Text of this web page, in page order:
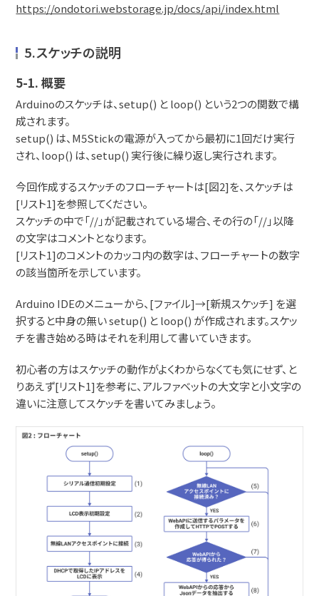
https://ondotori.webstorage.jp/docs/api/index.html
5.スケッチの説明
5-1. 概要
Arduinoのスケッチは、setup() と loop() という2つの関数で構
成されます。
setup() は、M5Stickの電源が入ってから最初に1回だけ実行
され、loop() は、setup() 実行後に繰り返し実行されます。
今回作成するスケッチのフローチャートは[図2]を、スケッチは
[リスト1]を参照してください。
スケッチの中で「//」が記載されている場合、その行の「//」以降
の文字はコメントとなります。
[リスト1]のコメントのカッコ内の数字は、フローチャートの数字
の該当箇所を示しています。
Arduino IDEのメニューから、[ファイル]→[新規スケッチ] を選
択すると中身の無い setup() と loop() が作成されます。スケッ
チを書き始める時はそれを利用して書いていきます。
初心者の方はスケッチの動作がよくわからなくても気にせず、と
りあえず[リスト1]を参考に、アルファベットの大文字と小文字の
違いに注意してスケッチを書いてみましょう。